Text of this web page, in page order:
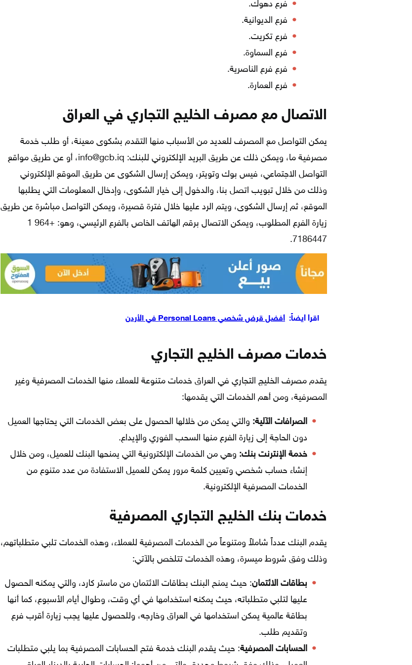
فرع دهوك.
فرع الديوانية.
فرع تكريت.
فرع السماوة.
فرع فرع الناصرية.
فرع العمارة.
الاتصال مع مصرف الخليج التجاري في العراق
يمكن التواصل مع المصرف للعديد من الأسباب منها التقدم بشكوى معينة، أو طلب خدمة
مصرفية ما، ويمكن ذلك عن طريق البريد الإلكتروني للبنك: info@gcb.iq، أو عن طريق مواقع
التواصل الاجتماعي، فيس بوك وتويتر، ويمكن إرسال الشكوى عن طريق الموقع الإلكتروني
وذلك من خلال تبويب اتصل بنا، والدخول إلى خيار الشكوى، وإدخال المعلومات التي يطلبها
الموقع، ثم إرسال الشكوى، ويتم الرد عليها خلال فترة قصيرة، ويمكن التواصل مباشرة عن طريق
زيارة الفرع المطلوب، ويمكن الاتصال برقم الهاتف الخاص بالفرع الرئيسي، وهو: +964 1
7186447.
اقرأ أيضاً: أفضل قرض شخصي Personal Loans في الأردن
خدمات مصرف الخليج التجاري
يقدم مصرف الخليج التجاري في العراق خدمات متنوعة للعملاء منها الخدمات المصرفية وغير
المصرفية، ومن أهم الخدمات التي يقدمها:
الصرافات الآلية: والتي يمكن من خلالها الحصول على بعض الخدمات التي يحتاجها العميل
دون الحاجة إلى زيارة الفرع منها السحب الفوري والإيداع.
خدمة الإنترنت بنك: وهي من الخدمات الإلكترونية التي يمنحها البنك للعميل، ومن خلال
إنشاء حساب شخصي وتعيين كلمة مرور يمكن للعميل الاستفادة من عدد متنوع من
الخدمات المصرفية الإلكترونية.
خدمات بنك الخليج التجاري المصرفية
يقدم البنك عدداً شاملاً ومتنوعاً من الخدمات المصرفية للعملاء، وهذه الخدمات تلبي متطلباتهم،
وذلك وفق شروط ميسرة، وهذه الخدمات تتلخص بالآتي:
بطاقات الائتمان: حيث يمنح البنك بطاقات الائتمان من ماستر كارد، والتي يمكنه الحصول
عليها لتلبي متطلباته، حيث يمكنه استخدامها في أي وقت، وطوال أيام الأسبوع، كما أنها
بطاقة عالمية يمكن استخدامها في العراق وخارجه، وللحصول عليها يجب زيارة أقرب فرع
وتقديم طلب.
الحسابات المصرفية: حيث يقدم البنك خدمة فتح الحسابات المصرفية بما يلبي متطلبات